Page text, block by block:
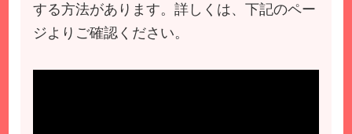
する方法があります。詳しくは、下記のペー
ジよりご確認ください。